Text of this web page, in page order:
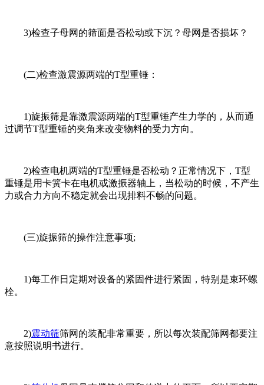
3)检查子母网的筛面是否松动或下沉？母网是否损坏？
(二)检查激震源两端的T型重锤：
1)旋振筛是靠激震源两端的T型重锤产生力学的，从而通
过调节T型重锤的夹角来改变物料的受力方向。
2)检查电机两端的T型重锤是否松动？正常情况下，T型
重锤是用卡簧卡在电机或激振器轴上，当松动的时候，不产生
力或合力方向不稳定就会出现排料不畅的问题。
(三)旋振筛的操作注意事项;
1)每工作日定期对设备的紧固件进行紧固，特别是束环螺
栓。
2)震动筛筛网的装配非常重要，所以每次装配筛网都要注
意按照说明书进行。